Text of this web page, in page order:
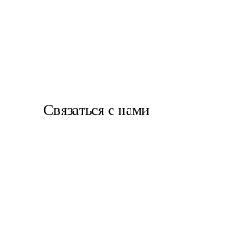
Связаться с нами